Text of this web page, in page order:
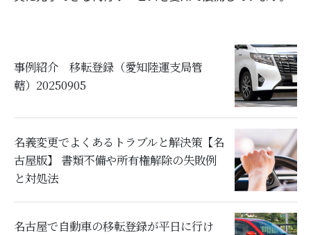
事例紹介 移転登録（愛知陸運支局管
轄）20250905
名義変更でよくあるトラブルと解決策【名
古屋版】 書類不備や所有権解除の失敗例
と対処法
名古屋で自動車の移転登録が平日に行け